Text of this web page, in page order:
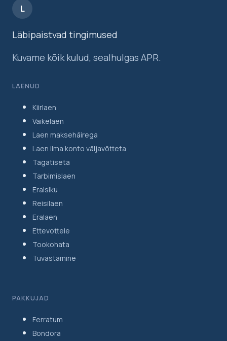
L
Läbipaistvad tingimused
Kuvame kõik kulud, sealhulgas APR.
LAENUD
Kiirlaen
Väikelaen
Laen maksehäirega
Laen ilma konto väljavõtteta
Tagatiseta
Tarbimislaen
Eraisiku
Reisilaen
Eralaen
Ettevottele
Tookohata
Tuvastamine
PAKKUJAD
Ferratum
Bondora